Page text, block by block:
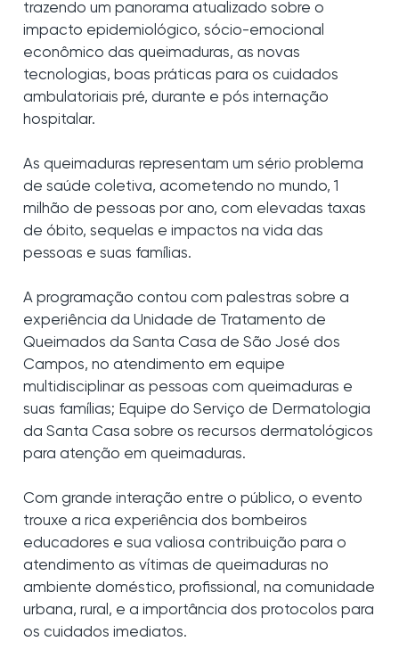
trazendo um panorama atualizado sobre o
impacto epidemiológico, sócio-emocional
econômico das queimaduras, as novas
tecnologias, boas práticas para os cuidados
ambulatoriais pré, durante e pós internação
hospitalar.
As queimaduras representam um sério problema
de saúde coletiva, acometendo no mundo, 1
milhão de pessoas por ano, com elevadas taxas
de óbito, sequelas e impactos na vida das
pessoas e suas famílias.
A programação contou com palestras sobre a
experiência da Unidade de Tratamento de
Queimados da Santa Casa de São José dos
Campos, no atendimento em equipe
multidisciplinar as pessoas com queimaduras e
suas famílias; Equipe do Serviço de Dermatologia
da Santa Casa sobre os recursos dermatológicos
para atenção em queimaduras.
Com grande interação entre o público, o evento
trouxe a rica experiência dos bombeiros
educadores e sua valiosa contribuição para o
atendimento as vítimas de queimaduras no
ambiente doméstico, profissional, na comunidade
urbana, rural, e a importância dos protocolos para
os cuidados imediatos.